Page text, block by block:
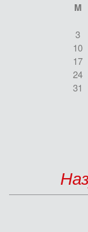
M
3
10
17
24
31